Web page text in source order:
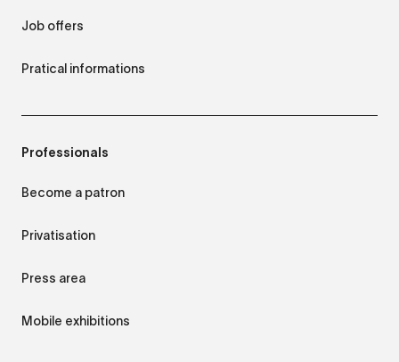
Job offers
Pratical informations
Professionals
Become a patron
Privatisation
Press area
Mobile exhibitions